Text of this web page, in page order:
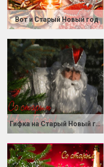
Вот и Старый Новый год
Гифка на Старый Новый год